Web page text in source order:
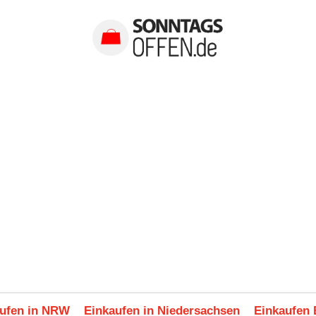
in NRW Einkaufen in Niedersachsen Einkaufen